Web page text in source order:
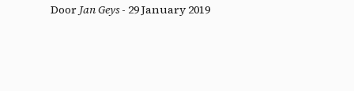
Door Jan Geys- 29 January 2019